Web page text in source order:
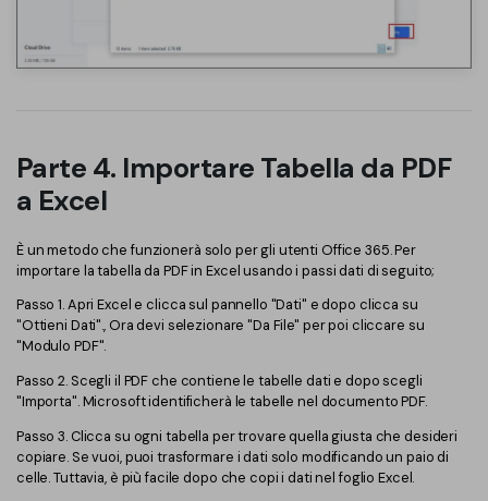
Parte 4. Importare Tabella da PDF
a Excel
È un metodo che funzionerà solo per gli utenti Office 365. Per
importare la tabella da PDF in Excel usando i passi dati di seguito;
Passo 1. Apri Excel e clicca sul pannello "Dati" e dopo clicca su
"Ottieni Dati"., Ora devi selezionare "Da File" per poi cliccare su
"Modulo PDF".
Passo 2. Scegli il PDF che contiene le tabelle dati e dopo scegli
"Importa". Microsoft identificherà le tabelle nel documento PDF.
Passo 3. Clicca su ogni tabella per trovare quella giusta che desideri
copiare. Se vuoi, puoi trasformare i dati solo modificando un paio di
celle. Tuttavia, è più facile dopo che copi i dati nel foglio Excel.